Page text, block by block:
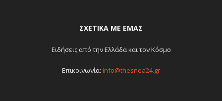
ΣΧΕΤΙΚΆ ΜΕ ΕΜΆΣ
Ειδήσεις από την Ελλάδα και τον Κόσμο
Επικοινωνία: info@thesnea24.gr